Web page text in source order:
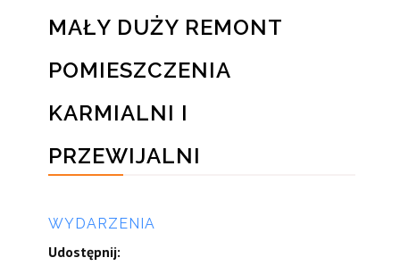
MAŁY DUŻY REMONT
POMIESZCZENIA
KARMIALNI I
PRZEWIJALNI
WYDARZENIA
Udostępnij: